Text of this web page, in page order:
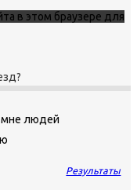
в этом браузере для
мне людей
Результаты